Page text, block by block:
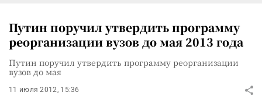
Путин поручил утвердить программу
реорганизации вузов до мая 2013 года
Путин поручил утвердить программу реорганизации
вузов до мая
11 июля 2012, 15:36